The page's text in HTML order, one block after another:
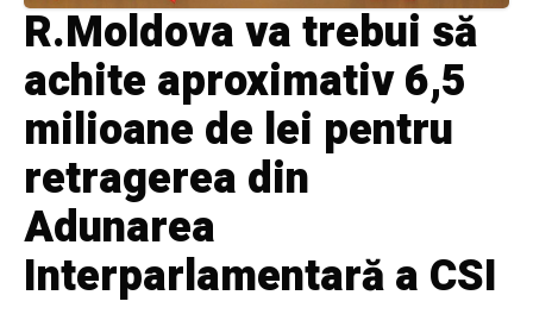
R.Moldova va trebui să
achite aproximativ 6,5
milioane de lei pentru
retragerea din
Adunarea
Interparlamentară a CSI